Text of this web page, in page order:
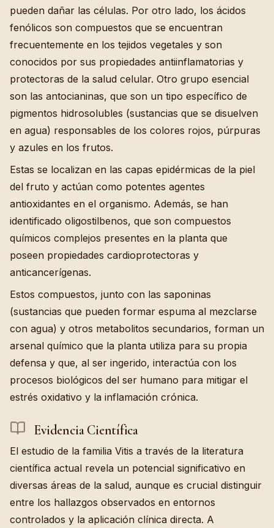
pueden dañar las células. Por otro lado, los ácidos
fenólicos son compuestos que se encuentran
frecuentemente en los tejidos vegetales y son
conocidos por sus propiedades antiinflamatorias y
protectoras de la salud celular. Otro grupo esencial
son las antocianinas, que son un tipo específico de
pigmentos hidrosolubles (sustancias que se disuelven
en agua) responsables de los colores rojos, púrpuras
y azules en los frutos.
Estas se localizan en las capas epidérmicas de la piel
del fruto y actúan como potentes agentes
antioxidantes en el organismo. Además, se han
identificado oligostilbenos, que son compuestos
químicos complejos presentes en la planta que
poseen propiedades cardioprotectoras y
anticancerígenas.
Estos compuestos, junto con las saponinas
(sustancias que pueden formar espuma al mezclarse
con agua) y otros metabolitos secundarios, forman un
arsenal químico que la planta utiliza para su propia
defensa y que, al ser ingerido, interactúa con los
procesos biológicos del ser humano para mitigar el
estrés oxidativo y la inflamación crónica.
Evidencia Científica
El estudio de la familia Vitis a través de la literatura
científica actual revela un potencial significativo en
diversas áreas de la salud, aunque es crucial distinguir
entre los hallazgos observados en entornos
controlados y la aplicación clínica directa. A